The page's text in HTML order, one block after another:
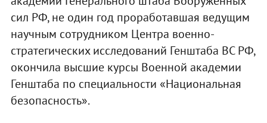
сил РФ, не один год проработавшая ведущим
научным сотрудником Центра военно-
стратегических исследований Генштаба ВС РФ,
окончила высшие курсы Военной академии
Генштаба по специальности «Национальная
безопасность».